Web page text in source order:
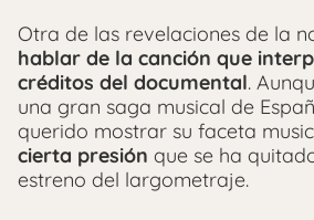
Otra de las revelaciones de la
hablar de la canción que
créditos del documental.
una gran saga musical de
querido mostrar su faceta
cierta presión que se ha
estreno del largometraje.